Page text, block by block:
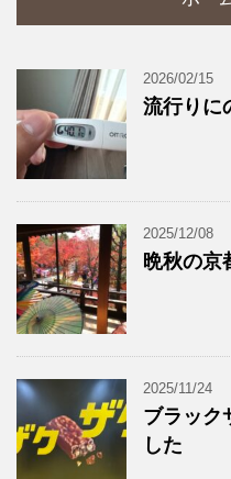
2026/02/15
流行りに
2025/12/08
晩秋の京
2025/11/24
ブラック
した